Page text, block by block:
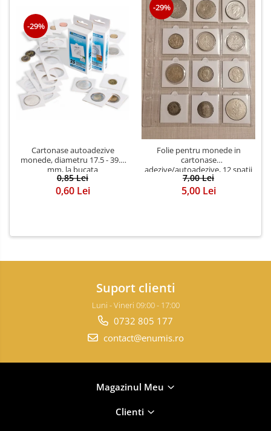
-29%
Cartonase autoadezive
monede, diametru 17.5 - 39.5
mm, la bucata
0,85 Lei
0,60 Lei
-29%
Folie pentru monede in
cartonase
adezive/autoadezive, 12 spatii
7,00 Lei
5,00 Lei
Suport clienti
Luni - Vineri 09:00 - 17:00
0732 805 177
contact@enumis.ro
Magazinul Meu
Clienti